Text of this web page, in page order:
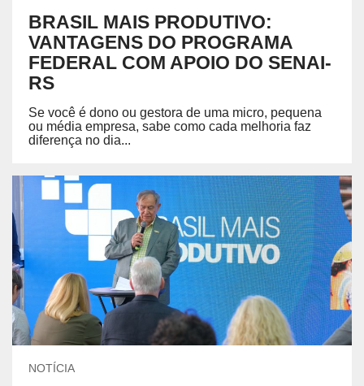
BRASIL MAIS PRODUTIVO:
VANTAGENS DO PROGRAMA
FEDERAL COM APOIO DO SENAI-
RS
Se você é dono ou gestora de uma micro, pequena
ou média empresa, sabe como cada melhoria faz
diferença no dia...
NOTÍCIA